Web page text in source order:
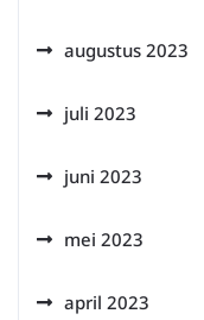
augustus 2023
juli 2023
juni 2023
mei 2023
april 2023